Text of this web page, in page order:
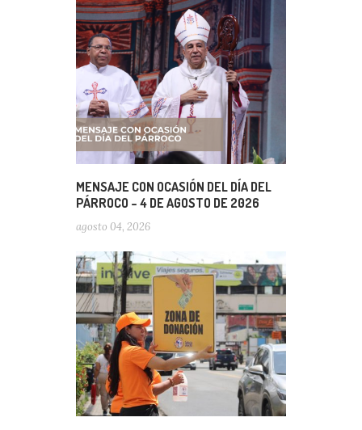
MENSAJE CON OCASIÓN DEL DÍA DEL
PÁRROCO – 4 DE AGOSTO DE 2026
agosto 04, 2026